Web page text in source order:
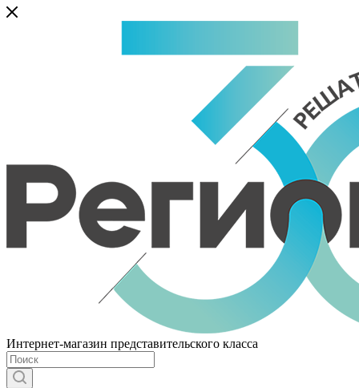
Интернет-магазин представительского класса